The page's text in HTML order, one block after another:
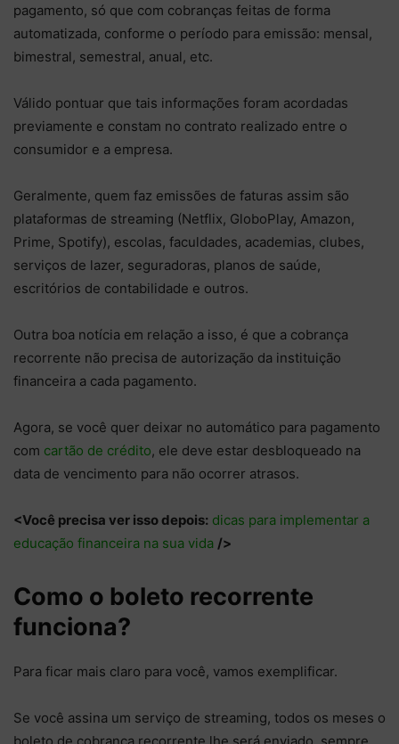
pagamento, só que com cobranças feitas de forma
automatizada, conforme o período para emissão: mensal,
bimestral, semestral, anual, etc.
Válido pontuar que tais informações foram acordadas
previamente e constam no contrato realizado entre o
consumidor e a empresa.
Geralmente, quem faz emissões de faturas assim são
plataformas de streaming (Netflix, GloboPlay, Amazon,
Prime, Spotify), escolas, faculdades, academias, clubes,
serviços de lazer, seguradoras, planos de saúde,
escritórios de contabilidade e outros.
Outra boa notícia em relação a isso, é que a cobrança
recorrente não precisa de autorização da instituição
financeira a cada pagamento.
Agora, se você quer deixar no automático para pagamento
com cartão de crédito, ele deve estar desbloqueado na
data de vencimento para não ocorrer atrasos.
<Você precisa ver isso depois: dicas para implementar a
educação financeira na sua vida />
Como o boleto recorrente
funciona?
Para ficar mais claro para você, vamos exemplificar.
Se você assina um serviço de streaming, todos os meses o